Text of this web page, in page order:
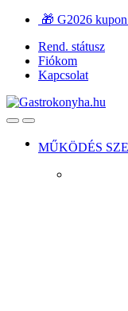
Ugrás
navigációhoz
Ugrás
tartalomra
🎁 G2026
Rend. státusz
Fiókom
Kapcsolat
OpenClose
MŰKÖDÉS